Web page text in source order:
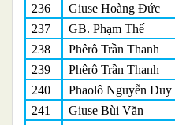
236
Giuse Hoàng Đức
237
GB. Phạm Thế
238
Phêrô Trần Thanh
239
Phêrô Trần Thanh
240
Phaolô Nguyễn Duy
241
Giuse Bùi Văn